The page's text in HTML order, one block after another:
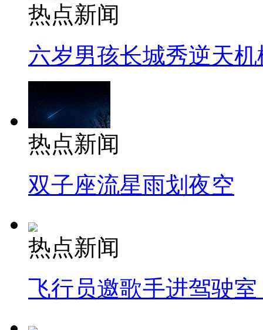
热点新闻
六岁男孩长城秀逆天机
热点新闻
双子座流星雨划夜空
热点新闻
飞行员邀歌手进驾驶